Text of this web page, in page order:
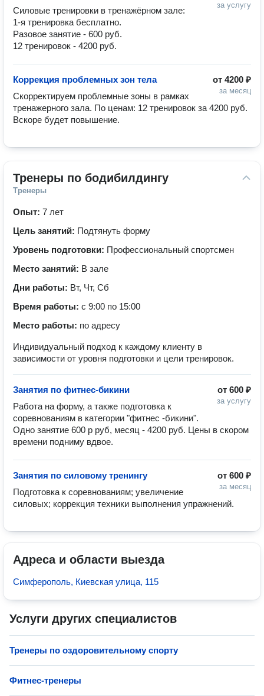
за услугу
Силовые тренировки в тренажёрном зале:
1-я тренировка бесплатно.
Разовое занятие - 600 руб.
12 тренировок - 4200 руб.
от 4200 ₽
за месяц
Коррекция проблемных зон тела
Скорректируем проблемные зоны в рамках
тренажерного зала. По ценам: 12 тренировок за 4200 руб.
Вскоре будет повышение.
Тренеры по бодибилдингу
Тренеры
Опыт: 7 лет
Цель занятий: Подтянуть форму
Уровень подготовки: Профессиональный спортсмен
Место занятий: В зале
Дни работы: Вт, Чт, Сб
Время работы: с 9:00 по 15:00
Место работы: по адресу
Индивидуальный подход к каждому клиенту в
зависимости от уровня подготовки и цели тренировок.
от 600 ₽
за услугу
Занятия по фитнес-бикини
Работа на форму, а также подготовка к
соревнованиям в категории "фитнес -бикини".
Одно занятие 600 р руб, месяц - 4200 руб. Цены в скором
времени подниму вдвое.
от 600 ₽
за месяц
Занятия по силовому тренингу
Подготовка к соревнованиям; увеличение
силовых; коррекция техники выполнения упражнений.
Адреса и области выезда
Симферополь, Киевская улица, 115
Услуги других специалистов
Тренеры по оздоровительному спорту
Фитнес-тренеры